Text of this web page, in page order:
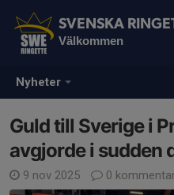
Nyheter
SVENSKA
Välkommen
Guld till Sverige i
avgjorde i sudden
9 nov 2025 0